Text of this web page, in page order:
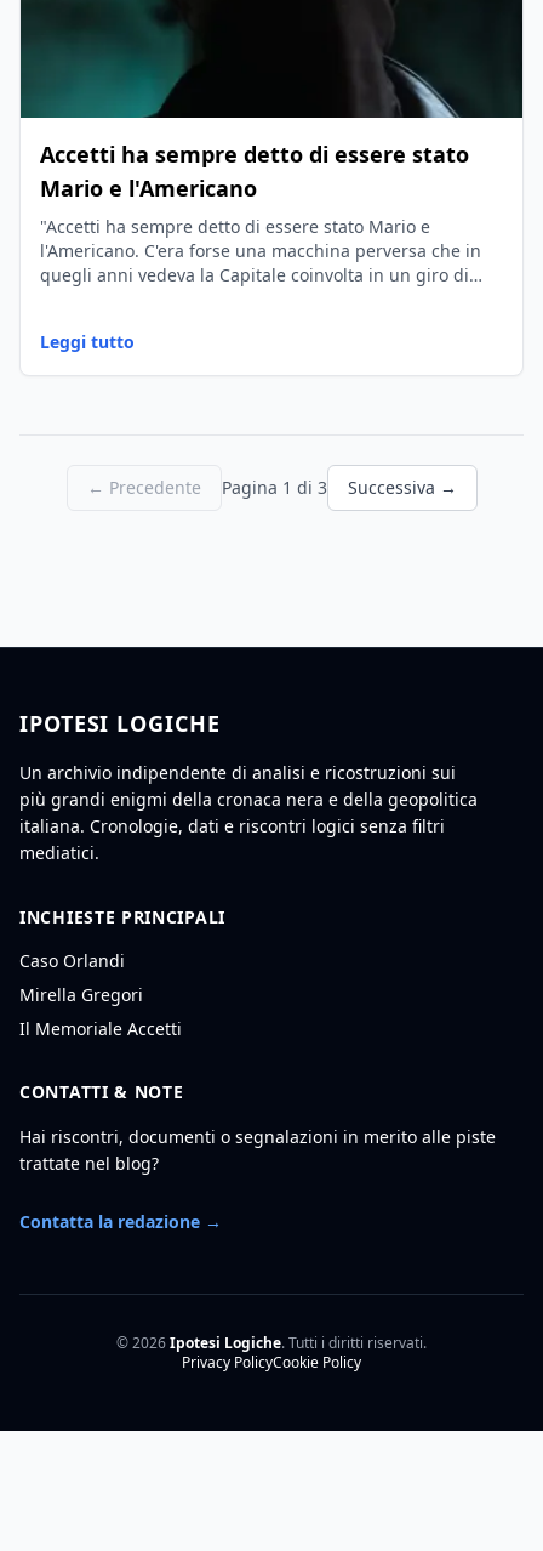
Accetti ha sempre detto di essere stato
Mario e l'Americano
"Accetti ha sempre detto di essere stato Mario e
l'Americano. C'era forse una macchina perversa che in
quegli anni vedeva la Capitale coinvolta in un giro di
Leggi tutto
← Precedente Pagina 1 di 3 Successiva →
IPOTESI LOGICHE
Un archivio indipendente di analisi e ricostruzioni sui
più grandi enigmi della cronaca nera e della geopolitica
italiana. Cronologie, dati e riscontri logici senza filtri
mediatici.
INCHIESTE PRINCIPALI
Caso Orlandi
Mirella Gregori
Il Memoriale Accetti
CONTATTI & NOTE
Hai riscontri, documenti o segnalazioni in merito alle piste
trattate nel blog?
Contatta la redazione →
© 2026Ipotesi Logiche. Tutti i diritti riservati.
Privacy PolicyCookie Policy